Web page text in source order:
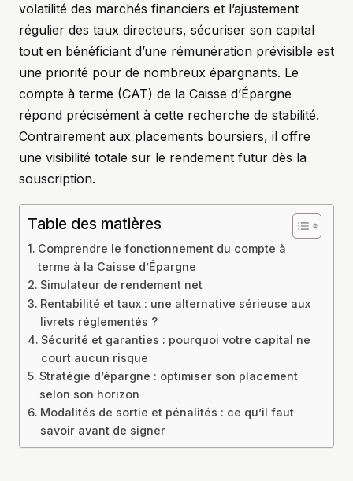
volatilité des marchés financiers et l’ajustement
régulier des taux directeurs, sécuriser son capital
tout en bénéficiant d’une rémunération prévisible est
une priorité pour de nombreux épargnants. Le
compte à terme (CAT) de la Caisse d’Épargne
répond précisément à cette recherche de stabilité.
Contrairement aux placements boursiers, il offre
une visibilité totale sur le rendement futur dès la
souscription.
Table des matières
Comprendre le fonctionnement du compte à
terme à la Caisse d’Épargne
Simulateur de rendement net
Rentabilité et taux : une alternative sérieuse aux
livrets réglementés ?
Sécurité et garanties : pourquoi votre capital ne
court aucun risque
Stratégie d’épargne : optimiser son placement
selon son horizon
Modalités de sortie et pénalités : ce qu’il faut
savoir avant de signer